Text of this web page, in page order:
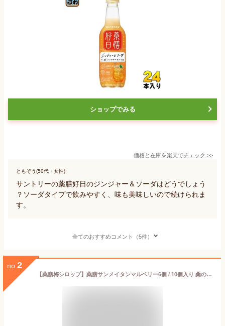
ショップでみる
価格と在庫を楽天でチェック >>
ともぞう(50代・女性)
サントリーの薬膳好日のジンジャー＆ソーダはどうでしょう
？ソーダタイプで飲みやすく、味も美味しいので続けられま
す。
全てのおすすめコメント（5件）
no. 2
【薬膳梅シロップ】薬膳サンメイタンマルベリー6個 / 10個入り 桑の実を加えた梅ジュース 白砂糖不使用 天然水使用 無添加 桑の実テイー ハーブティー 梅シロップ オーガニック 濃縮 中国ハーブ 健康ジュース 漢方ドリンク 原液 ShizukuAR 龍心玉